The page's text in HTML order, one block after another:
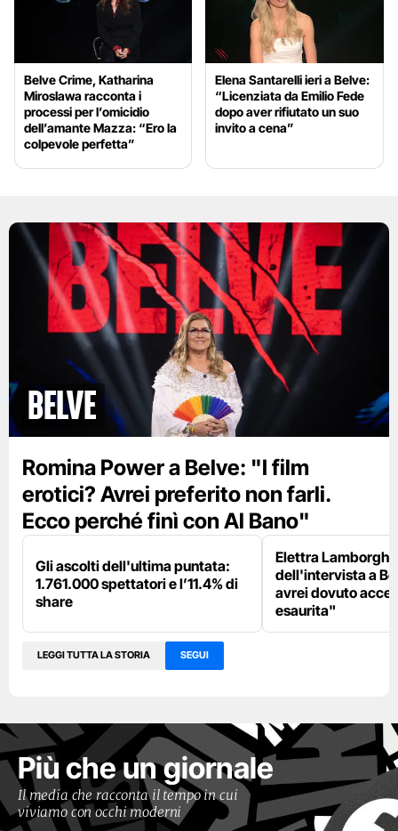
Belve Crime, Katharina
Miroslawa racconta i
processi per l’omicidio
dell’amante Mazza: “Ero la
colpevole perfetta”
Elena Santarelli ieri a Belve:
“Licenziata da Emilio Fede
dopo aver rifiutato un suo
invito a cena”
BELVE
Romina Power a Belve: "I film
erotici? Avrei preferito non farli.
Ecco perché finì con Al Bano"
Gli ascolti dell'ultima puntata:
1.761.000 spettatori e l’11.4% di
share
Elettra
dell'intervista a
avrei dovuto
esaurita"
LEGGI TUTTA LA STORIA SEGUI
Più che un giornale
Il media che racconta il tempo in cui
viviamo con occhi moderni